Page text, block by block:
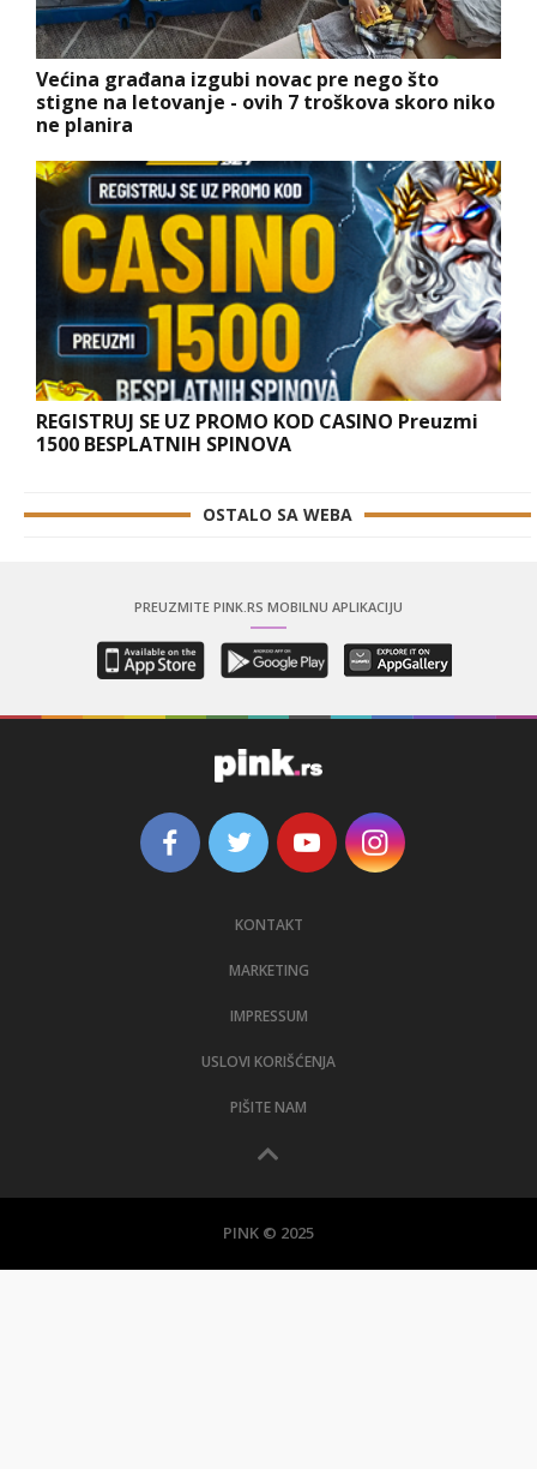
Većina građana izgubi novac pre nego što
stigne na letovanje - ovih 7 troškova skoro niko
ne planira
REGISTRUJ SE UZ PROMO KOD CASINO Preuzmi
1500 BESPLATNIH SPINOVA
OSTALO SA WEBA
PREUZMITE PINK.RS MOBILNU APLIKACIJU
KONTAKT
MARKETING
IMPRESSUM
USLOVI KORIŠĆENJA
PIŠITE NAM
PINK © 2025